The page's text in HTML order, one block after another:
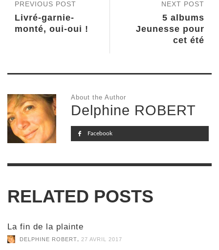
NEXT POST
5 albums
Jeunesse pour
cet été
PREVIOUS POST
Livré-garnie-
monté, oui-oui !
About the Author
Delphine ROBERT
Facebook
RELATED POSTS
La fin de la plainte
DELPHINE ROBERT 27 AVRIL 2017